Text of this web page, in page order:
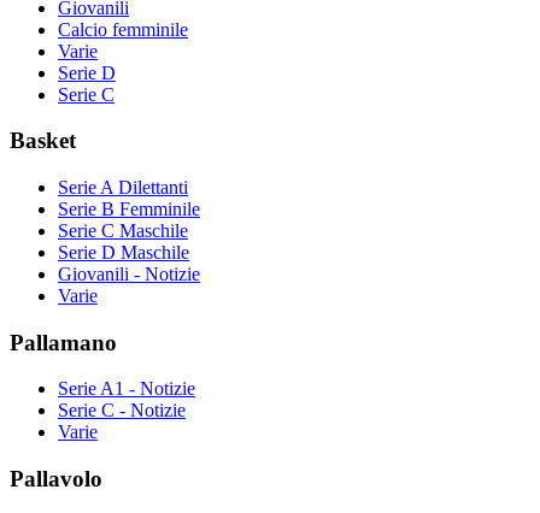
Giovanili
Calcio femminile
Varie
Serie D
Serie C
Basket
Serie A Dilettanti
Serie B Femminile
Serie C Maschile
Serie D Maschile
Giovanili - Notizie
Varie
Pallamano
Serie A1 - Notizie
Serie C - Notizie
Varie
Pallavolo